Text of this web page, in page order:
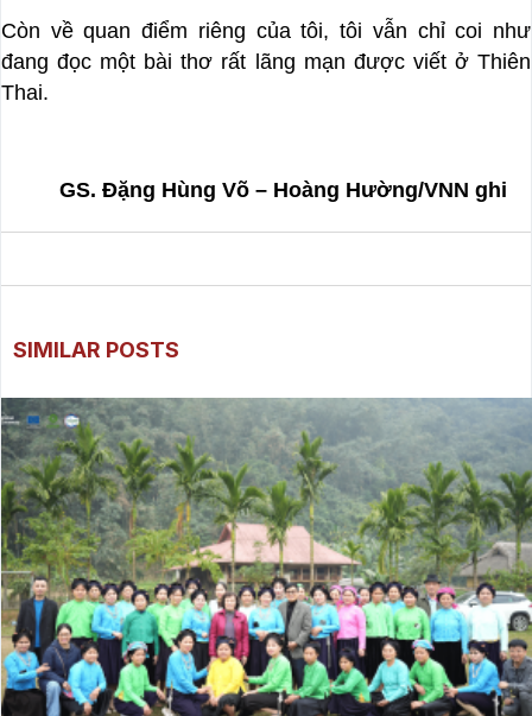
Còn về quan điểm riêng của tôi, tôi vẫn chỉ coi như
đang đọc một bài thơ rất lãng mạn được viết ở Thiên
Thai.
GS. Đặng Hùng Võ – Hoàng Hường/VNN ghi
SIMILAR POSTS